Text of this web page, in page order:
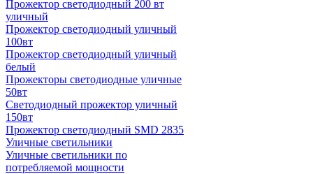
Прожектор светодиодный 200 вт
уличный
Прожектор светодиодный уличный
100вт
Прожектор светодиодный уличный
белый
Прожекторы светодиодные уличные
50вт
Светодиодный прожектор уличный
150вт
Прожектор светодиодный SMD 2835
Уличные светильники
Уличные светильники по
потребляемой мощности